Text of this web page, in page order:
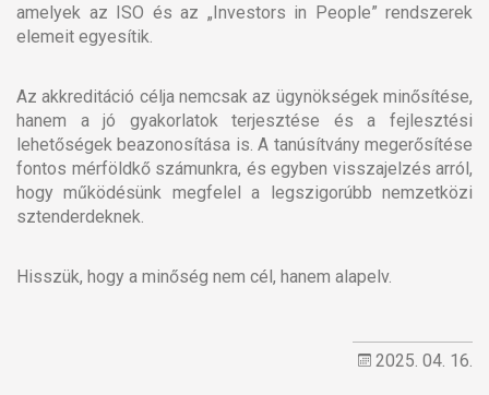
amelyek az ISO és az „Investors in People” rendszerek
elemeit egyesítik.
Az akkreditáció célja nemcsak az ügynökségek minősítése,
hanem a jó gyakorlatok terjesztése és a fejlesztési
lehetőségek beazonosítása is. A tanúsítvány megerősítése
fontos mérföldkő számunkra, és egyben visszajelzés arról,
hogy működésünk megfelel a legszigorúbb nemzetközi
sztenderdeknek.
Hisszük, hogy a minőség nem cél, hanem alapelv.
2025. 04. 16.